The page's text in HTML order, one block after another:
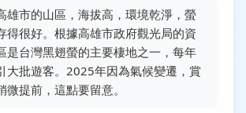
雄市的山區，海拔高，環境乾淨，螢
得很好。根據高雄市政府觀光局的資
是台灣黑翅螢的主要棲地之一，每年
大批遊客。2025年因為氣候變遷，賞
微提前，這點要留意。